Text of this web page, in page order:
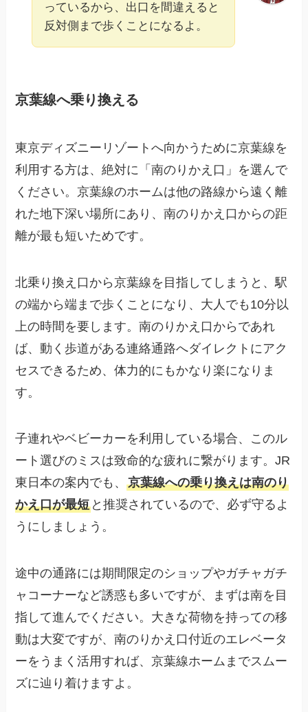
っているから、出口を間違えると
反対側まで歩くことになるよ。
京葉線へ乗り換える
東京ディズニーリゾートへ向かうために京葉線を
利用する方は、絶対に「南のりかえ口」を選んで
ください。京葉線のホームは他の路線から遠く離
れた地下深い場所にあり、南のりかえ口からの距
離が最も短いためです。
北乗り換え口から京葉線を目指してしまうと、駅
の端から端まで歩くことになり、大人でも10分以
上の時間を要します。南のりかえ口からであれ
ば、動く歩道がある連絡通路へダイレクトにアク
セスできるため、体力的にもかなり楽になりま
す。
子連れやベビーカーを利用している場合、このル
ート選びのミスは致命的な疲れに繋がります。JR
東日本の案内でも、京葉線への乗り換えは南のり
かえ口が最短 と推奨されているので、必ず守るよ
うにしましょう。
途中の通路には期間限定のショップやガチャガチ
ャコーナーなど誘惑も多いですが、まずは南を目
指して進んでください。大きな荷物を持っての移
動は大変ですが、南のりかえ口付近のエレベータ
ーをうまく活用すれば、京葉線ホームまでスムー
ズに辿り着けますよ。